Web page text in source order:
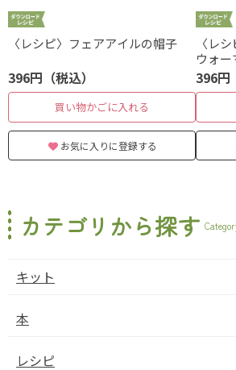
〈レシピ〉フェアアイルの帽子
396円（税込）
買い物かごに入れる
お気に入りに登録する
〈レ
ウォー
396円
カテゴリから探す
キット
本
レシピ